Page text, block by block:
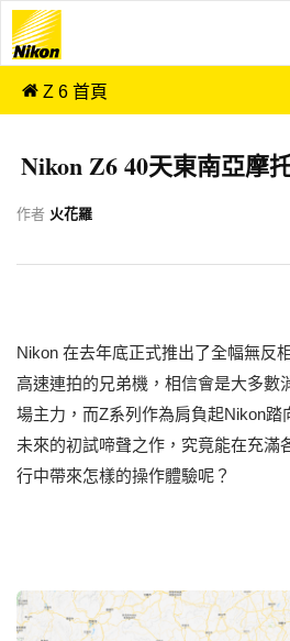
Z 6 首頁
Nikon Z6 40天東南亞摩
作者 火花羅
Nikon 在去年底正式推出了全幅無反
高速連拍的兄弟機，相信會是大多數
場主力，而Z系列作為肩負起Nikon踏
未來的初試啼聲之作，究竟能在充滿
行中帶來怎樣的操作體驗呢？